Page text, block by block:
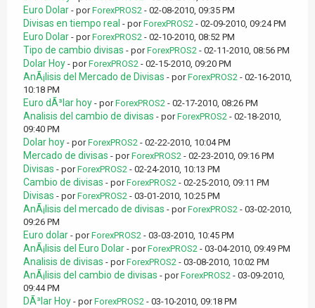
Euro Dolar - porForexPROS2 - 02-08-2010, 09:35 PM
Divisas en tiempo real - porForexPROS2 - 02-09-2010, 09:24 PM
Euro Dolar - porForexPROS2 - 02-10-2010, 08:52 PM
Tipo de cambio divisas - porForexPROS2 - 02-11-2010, 08:56 PM
Dolar Hoy - porForexPROS2 - 02-15-2010, 09:20 PM
AnÃ¡lisis del Mercado de Divisas - porForexPROS2 - 02-16-2010,
10:18 PM
Euro dÃ³lar hoy - porForexPROS2 - 02-17-2010, 08:26 PM
Analisis del cambio de divisas - porForexPROS2 - 02-18-2010,
09:40 PM
Dolar hoy - porForexPROS2 - 02-22-2010, 10:04 PM
Mercado de divisas - porForexPROS2 - 02-23-2010, 09:16 PM
Divisas - porForexPROS2 - 02-24-2010, 10:13 PM
Cambio de divisas - porForexPROS2 - 02-25-2010, 09:11 PM
Divisas - porForexPROS2 - 03-01-2010, 10:25 PM
AnÃ¡lisis del mercado de divisas - porForexPROS2 - 03-02-2010,
09:26 PM
Euro dolar - porForexPROS2 - 03-03-2010, 10:45 PM
AnÃ¡lisis del Euro Dolar - porForexPROS2 - 03-04-2010, 09:49 PM
Analisis de divisas - porForexPROS2 - 03-08-2010, 10:02 PM
AnÃ¡lisis del cambio de divisas - porForexPROS2 - 03-09-2010,
09:44 PM
DÃ³lar Hoy - porForexPROS2 - 03-10-2010, 09:18 PM